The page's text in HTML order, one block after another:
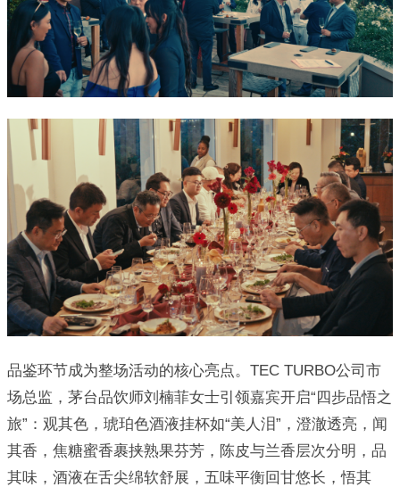
品鉴环节成为整场活动的核心亮点。TEC TURBO公司市
场总监，茅台品饮师刘楠菲女士引领嘉宾开启“四步品悟之
旅”：观其色，琥珀色酒液挂杯如“美人泪”，澄澈透亮，闻
其香，焦糖蜜香裹挟熟果芬芳，陈皮与兰香层次分明，品
其味，酒液在舌尖绵软舒展，五味平衡回甘悠长，悟其